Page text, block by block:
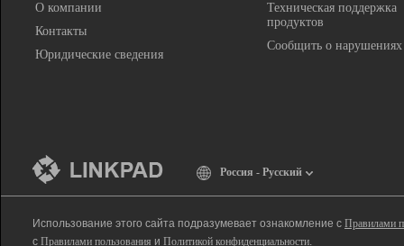
О компании
Контакты
Юридические сведения
Техническая поддержка
продуктов
Сообщить о нарушениях
Россия - Русский
Использование этого сайта подразумевает ознакомление с Правилами
с Правилами пользования и Политикой конфиденциальности.